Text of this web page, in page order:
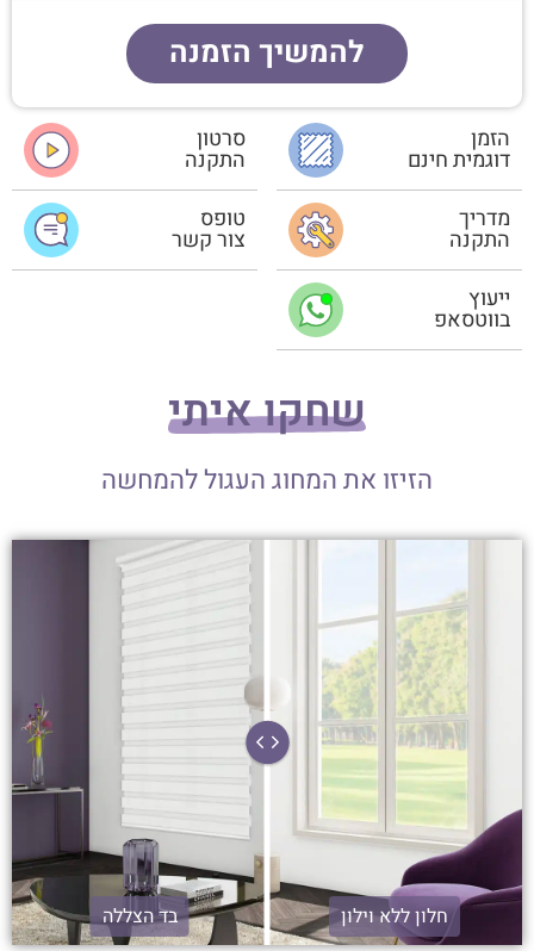
להמשיך הזמנה
הזמן
דוגמית חינם
סרטון
התקנה
מדריך
התקנה
טופס
צור קשר
ייעוץ
בווטסאפ
שחקו איתי
הזיזו את המחוג העגול להמחשה
בד הצללה חלון ללא וילון